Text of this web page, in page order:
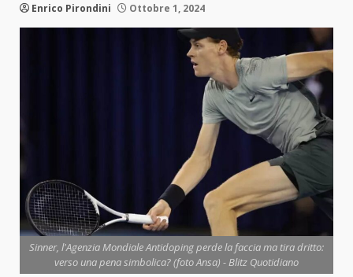
Enrico Pirondini Ottobre 1, 2024
Sinner, l'Agenzia Mondiale Antidoping perde la faccia ma tira dritto:
verso una pena simbolica? (foto Ansa) - Blitz Quotidiano